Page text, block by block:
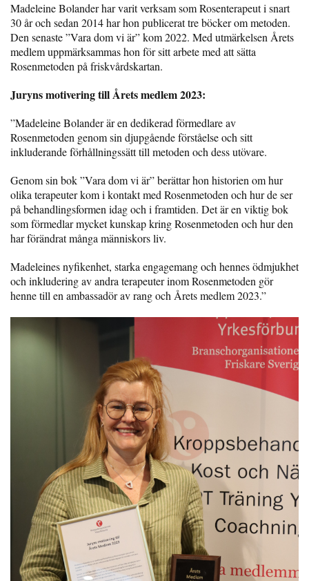
Madeleine Bolander har varit verksam som Rosenterapeut i snart
30 år och sedan 2014 har hon publicerat tre böcker om metoden.
Den senaste ”Vara dom vi är” kom 2022. Med utmärkelsen Årets
medlem uppmärksammas hon för sitt arbete med att sätta
Rosenmetoden på friskvårdskartan.
Juryns motivering till Årets medlem 2023:
”Madeleine Bolander är en dedikerad förmedlare av
Rosenmetoden genom sin djupgående förståelse och sitt
inkluderande förhållningssätt till metoden och dess utövare.
Genom sin bok ”Vara dom vi är” berättar hon historien om hur
olika terapeuter kom i kontakt med Rosenmetoden och hur de ser
på behandlingsformen idag och i framtiden. Det är en viktig bok
som förmedlar mycket kunskap kring Rosenmetoden och hur den
har förändrat många människors liv.
Madeleines nyfikenhet, starka engagemang och hennes ödmjukhet
och inkludering av andra terapeuter inom Rosenmetoden gör
henne till en ambassadör av rang och Årets medlem 2023.”